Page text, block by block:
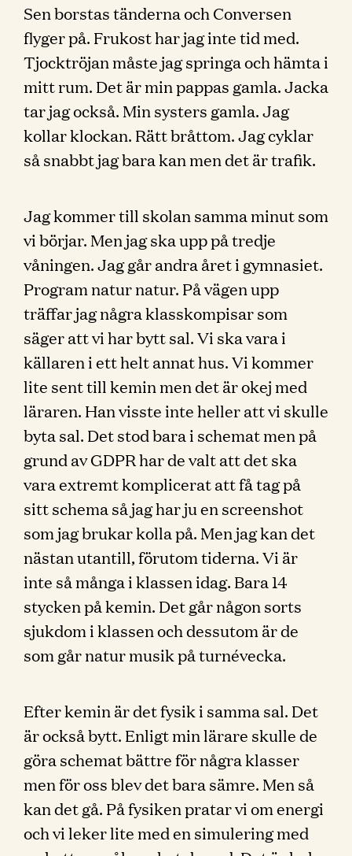
Sen borstas tänderna och Conversen
flyger på. Frukost har jag inte tid med.
Tjocktröjan måste jag springa och hämta i
mitt rum. Det är min pappas gamla. Jacka
tar jag också. Min systers gamla. Jag
kollar klockan. Rätt bråttom. Jag cyklar
så snabbt jag bara kan men det är trafik.
Jag kommer till skolan samma minut som
vi börjar. Men jag ska upp på tredje
våningen. Jag går andra året i gymnasiet.
Program natur natur. På vägen upp
träffar jag några klasskompisar som
säger att vi har bytt sal. Vi ska vara i
källaren i ett helt annat hus. Vi kommer
lite sent till kemin men det är okej med
läraren. Han visste inte heller att vi skulle
byta sal. Det stod bara i schemat men på
grund av GDPR har de valt att det ska
vara extremt komplicerat att få tag på
sitt schema så jag har ju en screenshot
som jag brukar kolla på. Men jag kan det
nästan utantill, förutom tiderna. Vi är
inte så många i klassen idag. Bara 14
stycken på kemin. Det går någon sorts
sjukdom i klassen och dessutom är de
som går natur musik på turnévecka.
Efter kemin är det fysik i samma sal. Det
är också bytt. Enligt min lärare skulle de
göra schemat bättre för några klasser
men för oss blev det bara sämre. Men så
kan det gå. På fysiken pratar vi om energi
och vi leker lite med en simulering med